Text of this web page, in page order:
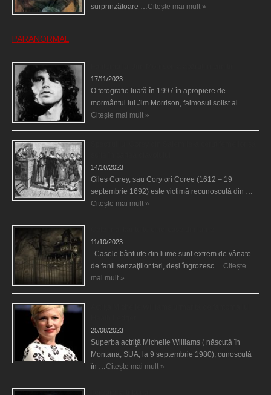
surprinzătoare …Citește mai mult »
PARANORMAL
17/11/2023
O fotografie luată în 1997 în apropiere de
mormântul lui Jim Morrison, faimosul solist al …
Citește mai mult »
14/10/2023
Giles Corey, sau Cory ori Coree (1612 – 19
septembrie 1692) este victimă recunoscută din …
Citește mai mult »
11/10/2023
Casele bântuite din lume sunt extrem de vânate
de fanii senzaţiilor tari, deşi îngrozesc …Citește
mai mult »
25/08/2023
Superba actriţă Michelle Williams ( născută în
Montana, SUA, la 9 septembrie 1980), cunoscută
în …Citește mai mult »